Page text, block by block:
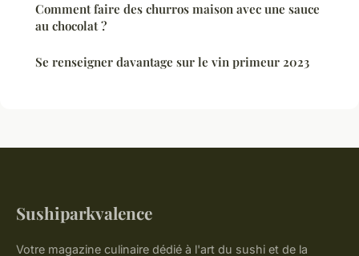
Comment faire des churros maison avec une sauce
au chocolat ?
Se renseigner davantage sur le vin primeur 2023
Sushiparkvalence
Votre magazine culinaire dédié à l'art du sushi et de la